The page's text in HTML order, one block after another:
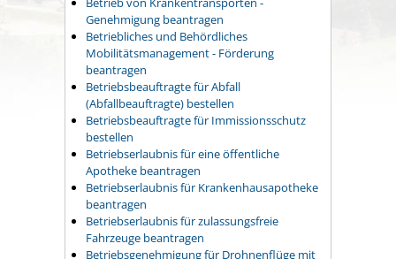
Genehmigung beantragen
Betriebliches und Behördliches
Mobilitätsmanagement - Förderung
beantragen
Betriebsbeauftragte für Abfall
(Abfallbeauftragte) bestellen
Betriebsbeauftragte für Immissionsschutz
bestellen
Betriebserlaubnis für eine öffentliche
Apotheke beantragen
Betriebserlaubnis für Krankenhausapotheke
beantragen
Betriebserlaubnis für zulassungsfreie
Fahrzeuge beantragen
Betriebsgenehmigung für Drohnenflüge mit